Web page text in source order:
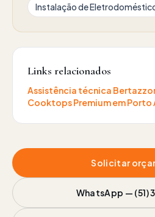
Instalação de
Links relacionados
Assistência técnica
Cooktops Premiumem Porto
Solicitar
WhatsApp — (51)